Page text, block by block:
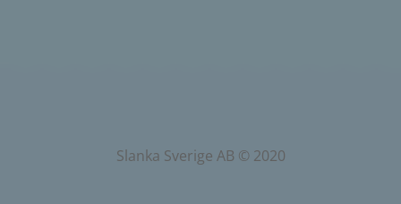
Slanka Sverige AB © 2020